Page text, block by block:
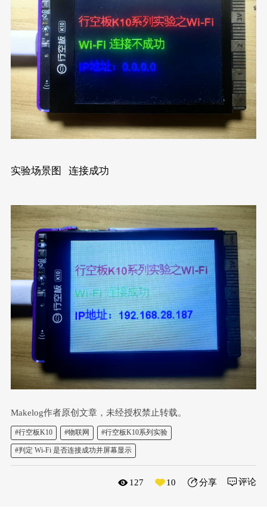
实验场景图 连接成功
Makelog作者原创文章，未经授权禁止转载。
#行空板K10 #物联网 #行空板K10系列实验
#判定 Wi-Fi 是否连接成功并屏幕显示
127 10 分享 评论